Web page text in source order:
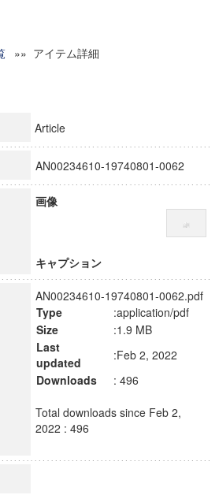
インスティテュート
究成果報告書
ーバルCOEプログラム市民社会ガバナンス
バルCOEプログラム論理と感性の先端的
ディングプログラム「超成熟社会発展のサ
等(8)
»» アイテム詳細
Article
AN00234610-19740801-0062
画像
キャプション
AN00234610-19740801-0062.pdf
Type
:application/pdf
Size
:1.9 MB
Last
updated
:Feb 2, 2022
Downloads
: 496
Total downloads since Feb 2,
2022 : 496